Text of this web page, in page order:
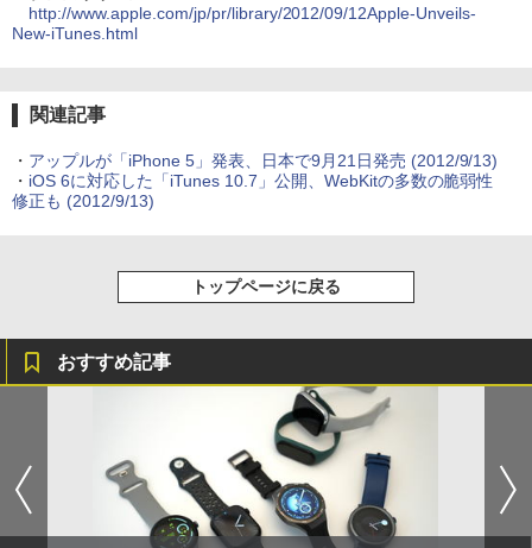
http://www.apple.com/jp/pr/library/2012/09/12Apple-Unveils-
New-iTunes.html
関連記事
・ アップルが「iPhone 5」発表、日本で9月21日発売 (2012/9/13)
・ iOS 6に対応した「iTunes 10.7」公開、WebKitの多数の脆弱性
修正も (2012/9/13)
トップページに戻る
おすすめ記事